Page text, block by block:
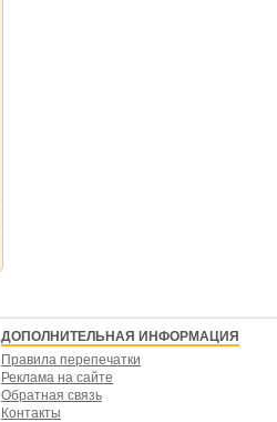
ДОПОЛНИТЕЛЬНАЯ ИНФОРМАЦИЯ
Правила перепечатки
Реклама на сайте
Обратная связь
Контакты